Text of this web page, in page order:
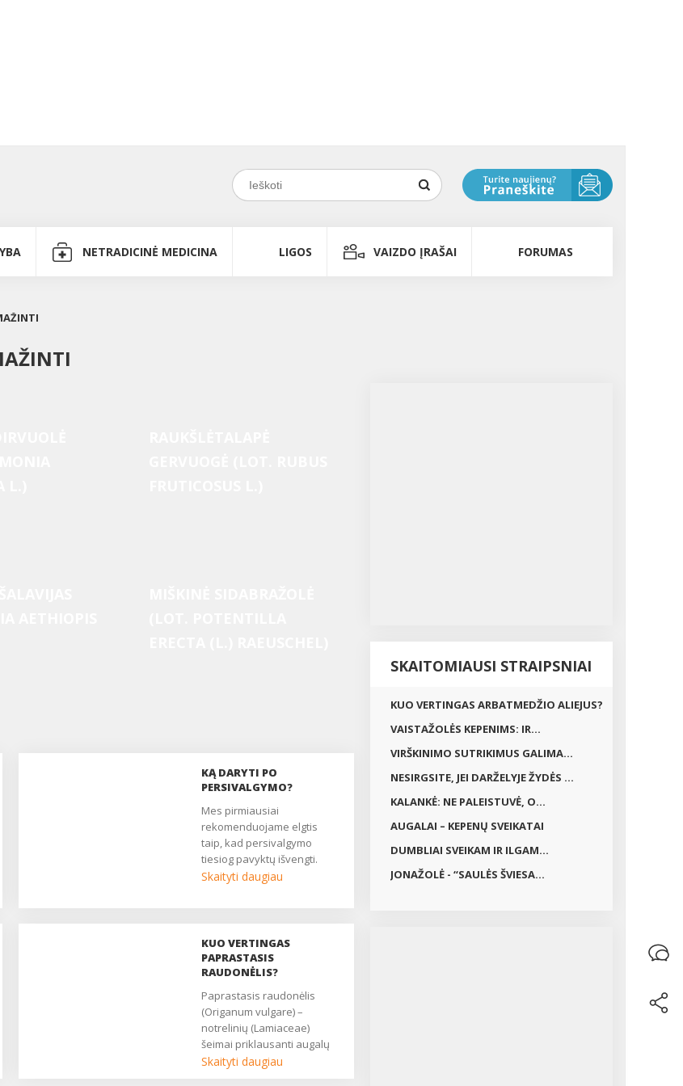
NETRADICINĖ MEDICINA LIGOS VAIZDO ĮRAŠAI FORUMAS
KĄ DARYTI PO
PERSIVALGYMO?
Mes pirmiausiai
rekomenduojame elgtis
taip, kad persivalgymo
tiesiog pavyktų išvengti.
Galite išmėginti šiuos
Skaityti daugiau
KUO VERTINGAS
PAPRASTASIS
RAUDONĖLIS?
Paprastasis raudonėlis
(Origanum vulgare) –
notrelinių (Lamiaceae)
šeimai priklausanti augalų
rūšis. Tai daugiametis
Skaityti daugiau
SKAITOMIAUSI STRAIPSNIAI
KUO VERTINGAS ARBATMEDŽIO ALIEJUS?
VAISTAŽOLĖS KEPENIMS: IR...
VIRŠKINIMO SUTRIKIMUS GALIMA...
NESIRGSITE, JEI DARŽELYJE ŽYDĖS ...
KALANKĖ: NE PALEISTUVĖ, O...
AUGALAI – KEPENŲ SVEIKATAI
DUMBLIAI SVEIKAM IR ILGAM...
JONAŽOLĖ - “SAULĖS ŠVIESA...